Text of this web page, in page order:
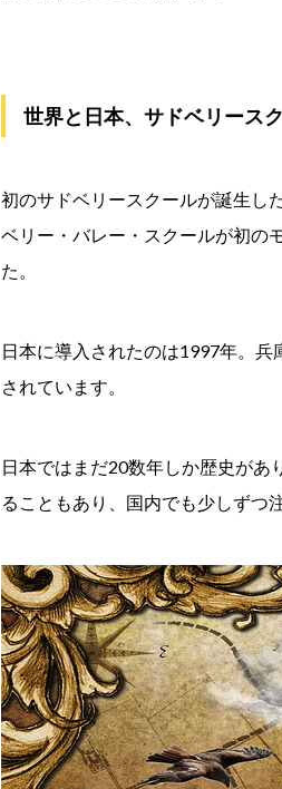
世界と日本、サドベリース
初のサドベリースクールが誕生し
ベリー・バレー・スクールが初の
た。
日本に導入されたのは1997年。
されています。
日本ではまだ20数年しか歴史があ
ることもあり、国内でも少しずつ